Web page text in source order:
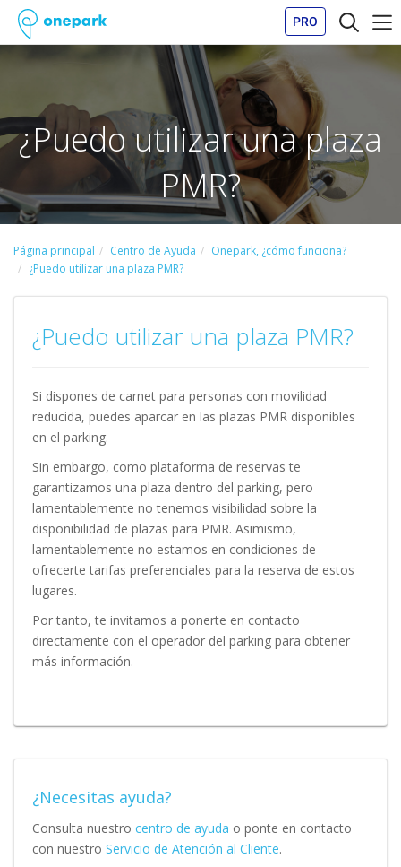
PRO
¿Puedo utilizar una plaza
PMR?
Página principal Centro de Ayuda
Onepark, ¿cómo funciona?
¿Puedo utilizar una plaza PMR?
¿Puedo utilizar una plaza PMR?
Si dispones de carnet para personas con movilidad
reducida, puedes aparcar en las plazas PMR disponibles
en el parking.
Sin embargo, como plataforma de reservas te
garantizamos una plaza dentro del parking, pero
lamentablemente no tenemos visibilidad sobre la
disponibilidad de plazas para PMR. Asimismo,
lamentablemente no estamos en condiciones de
ofrecerte tarifas preferenciales para la reserva de estos
lugares.
Por tanto, te invitamos a ponerte en contacto
directamente con el operador del parking para obtener
más información.
¿Necesitas ayuda?
Consulta nuestro centro de ayuda o ponte en contacto
con nuestro Servicio de Atención al Cliente.